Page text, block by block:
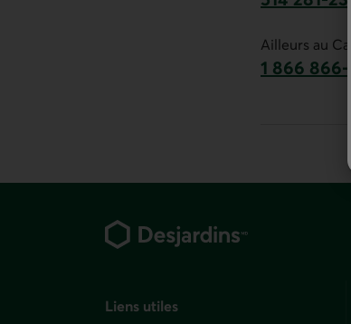
Ce lien
Ailleurs au
1 866
numéro
Liens utiles